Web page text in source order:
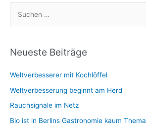
h
n
n
a
Neueste Beiträge
Weltverbesserer mit Kochlöffel
Weltverbesserung beginnt am Herd
Rauchsignale im Netz
Bio ist in Berlins Gastronomie kaum Thema